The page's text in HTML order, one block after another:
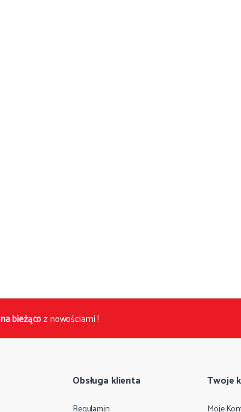
bieżącoz nowościami !
Obsługa klienta
Regulamin
Twoje
Moje